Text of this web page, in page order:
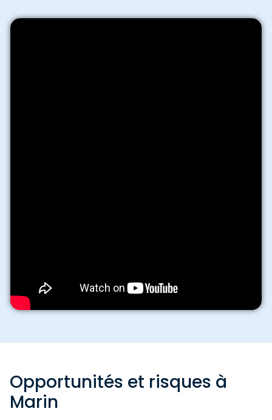
Opportunités et risques à
Marin